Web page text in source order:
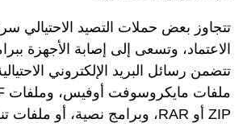
تتجاوز بعض حملات التصيد الاحتيالي
الاعتماد، وتسعى إلى إصابة الأجهزة
تتضمن رسائل البريد الإلكتروني
ZIP أو RAR، وبرامج نصية، أو ملفات تنفيذية.